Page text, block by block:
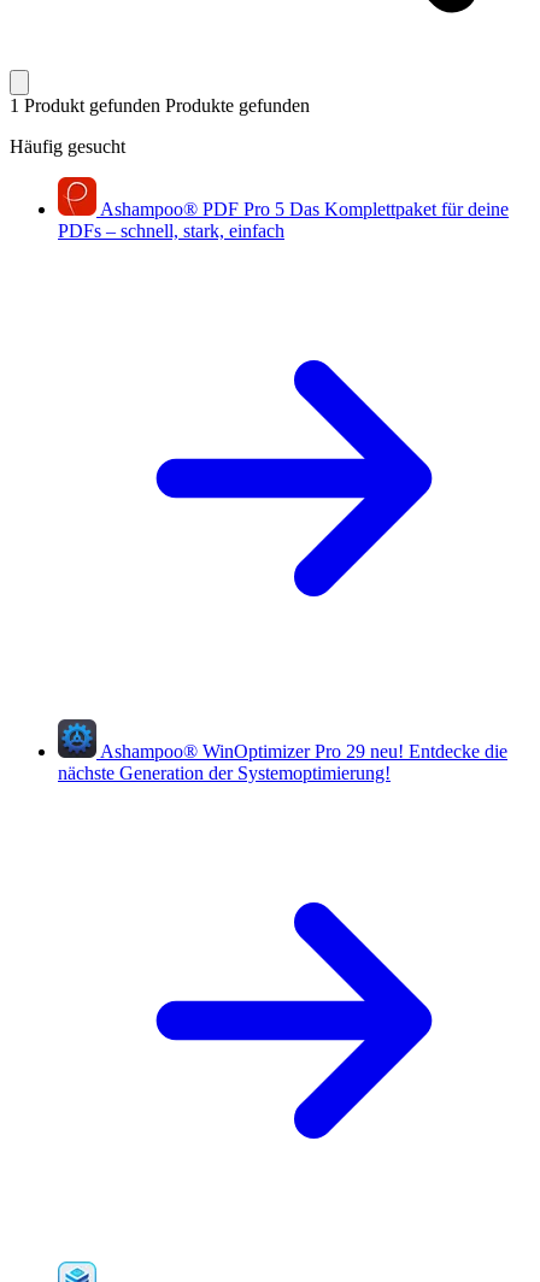
1 Produkt gefunden Produkte gefunden
Häufig gesucht
Ashampoo® PDF Pro 5 Das Komplettpaket für deine
PDFs – schnell, stark, einfach
Ashampoo® WinOptimizer Pro 29 neu! Entdecke die
nächste Generation der Systemoptimierung!